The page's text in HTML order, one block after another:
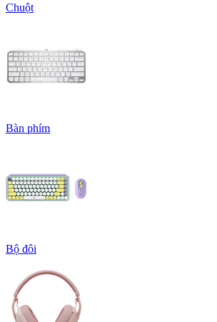
Chuột
Bàn phím
Bộ đôi